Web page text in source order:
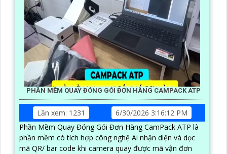
PHẦN MỀM QUAY ĐÓNG GÓI ĐƠN HÀNG CAMPACK ATP
Lần xem: 1231
6/30/2026 3:16:12 PM
Phần Mềm Quay Đóng Gói Đơn Hàng CamPack ATP là
phần mềm có tích hợp công nghệ Ai nhận diện và dọc
mã QR/ bar code khi camera quay được mã vận đơn